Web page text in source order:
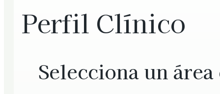
Perfil Clínico
Selecciona un